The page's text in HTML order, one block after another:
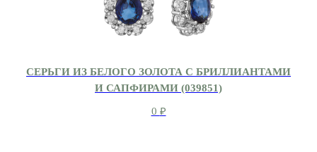
СЕРЬГИ ИЗ БЕЛОГО ЗОЛОТА С БРИЛЛИАНТАМИ
И САПФИРАМИ (039851)
0 ₽